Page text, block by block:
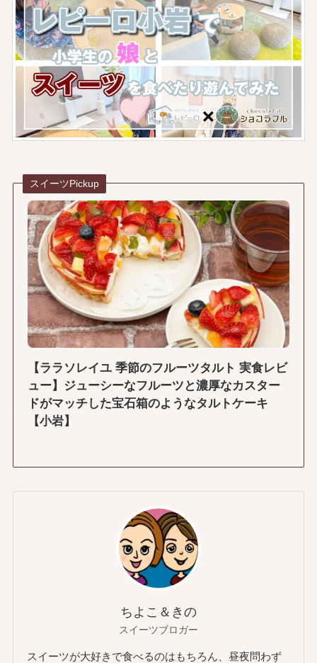
スイーツPickup
【ララソレイユ 季節のフルーツタルト 実食レビ
ュー】ジューシーなフルーツと濃厚なカスター
ドがマッチした宝石箱のようなタルトケーキ
【小岩】
ちよこ＆きの
スイーツブロガー
スイーツが大好きで食べるのはもちろん、昼夜問わず